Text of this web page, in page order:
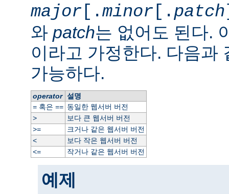
major [.minor [. patch
와 patch는 없어도 된다.
이라고 가정한다. 다음과
가능하다.
operator 설명
=혹은 == 동일한 웹서버 버전
>
보다 큰 웹서버 버전
>=
크거나 같은 웹서버 버전
<
보다 작은 웹서버 버전
<=
작거나 같은 웹서버 버전
예제